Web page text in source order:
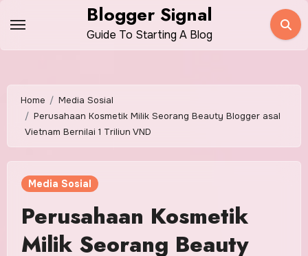
content
Blogger Signal
Guide To Starting A Blog
Home
Media Sosial
Perusahaan Kosmetik Milik Seorang Beauty Blogger asal
Vietnam Bernilai 1 Triliun VND
Media Sosial
Perusahaan Kosmetik
Milik Seorang Beauty